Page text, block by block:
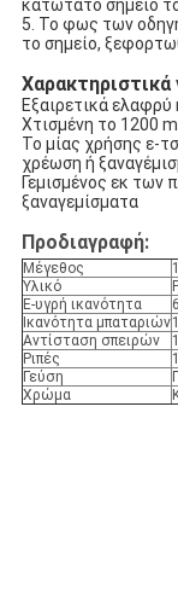
κατώτατο σημείο
5. Το φως των
το σημείο,
Εξαιρετικά ελαφρύ
Χτισμένη το 1200
Το μίας χρήσης ε-
χρέωση ή
Γεμισμένος εκ των
ξαναγεμίσματα
Προδιαγραφή:
Μέγεθος
Υλικό
Ε-υγρή ικανότητα
Ικανότητα μπαταριών
Αντίσταση σπειρών
Ριπές
Γεύση
Χρώμα